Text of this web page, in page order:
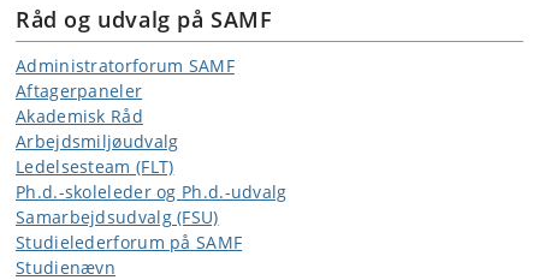
Råd og udvalg på SAMF
Administratorforum SAMF
Aftagerpaneler
Akademisk Råd
Arbejdsmiljøudvalg
Ledelsesteam (FLT)
Ph.d.-skoleleder og Ph.d.-udvalg
Samarbejdsudvalg (FSU)
Studielederforum på SAMF
Studienævn